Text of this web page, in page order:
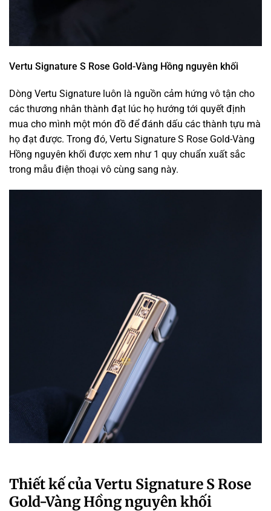
Vertu Signature S Rose Gold-Vàng Hồng nguyên khối
Dòng Vertu Signature luôn là nguồn cảm hứng vô tận cho
các thương nhân thành đạt lúc họ hướng tới quyết định
mua cho mình một món đồ để đánh dấu các thành tựu mà
họ đạt được. Trong đó, Vertu Signature S Rose Gold-Vàng
Hồng nguyên khối được xem như 1 quy chuẩn xuất sắc
trong mẫu điện thoại vô cùng sang này.
Thiết kế của Vertu Signature S Rose
Gold-Vàng Hồng nguyên khối